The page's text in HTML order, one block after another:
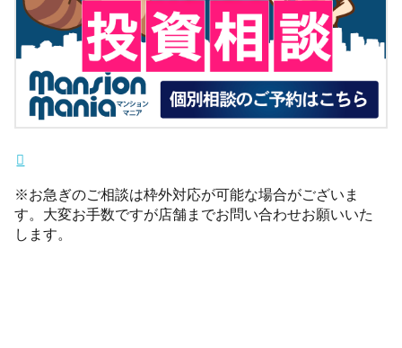
※お急ぎのご相談は枠外対応が可能な場合がございま
す。大変お手数ですが店舗までお問い合わせお願いいた
します。